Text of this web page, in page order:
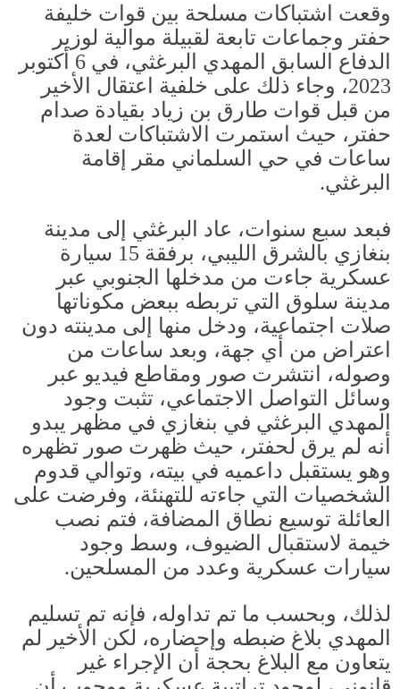
وقعت اشتباكات مسلحة بين قوات خليفة
حفتر وجماعات تابعة لقبيلة موالية لوزير
الدفاع السابق المهدي البرغثي، في 6 أكتوبر
2023، وجاء ذلك على خلفية اعتقال الأخير
من قبل قوات طارق بن زياد بقيادة صدام
حفتر، حيث استمرت الاشتباكات لعدة
ساعات في حي السلماني مقر إقامة
البرغثي.
فبعد سبع سنوات، عاد البرغثي إلى مدينة
بنغازي بالشرق الليبي، برفقة 15 سيارة
عسكرية جاءت من مدخلها الجنوبي عبر
مدينة سلوق التي تربطه ببعض مكوناتها
صلات اجتماعية، ودخل منها إلى مدينته دون
اعتراض من أي جهة، وبعد ساعات من
وصوله، انتشرت صور ومقاطع فيديو عبر
وسائل التواصل الاجتماعي، تثبت وجود
المهدي البرغثي في بنغازي في مظهر يبدو
أنه لم يرق لحفتر، حيث ظهرت صور تظهره
وهو يستقبل داعميه في بيته، وتوالي قدوم
الشخصيات التي جاءته للتهنئة، وفرضت على
العائلة توسيع نطاق المضافة، فتم نصب
خيمة لاستقبال الضيوف، وسط وجود
سيارات عسكرية وعدد من المسلحين.
لذلك، وبحسب ما تم تداوله، فإنه تم تسليم
المهدي بلاغ ضبطه وإحضاره، لكن الأخير لم
يتعاون مع البلاغ بحجة أن الإجراء غير